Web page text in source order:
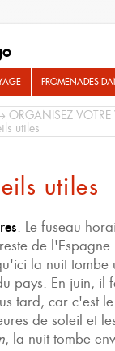
PROMENADES
ORGANISEZ VOTRE
utiles
utiles
. Le fuseau
de
la nuit tombe
pays. En juin,
tard, car c'est
de soleil et
, la nuit tombe